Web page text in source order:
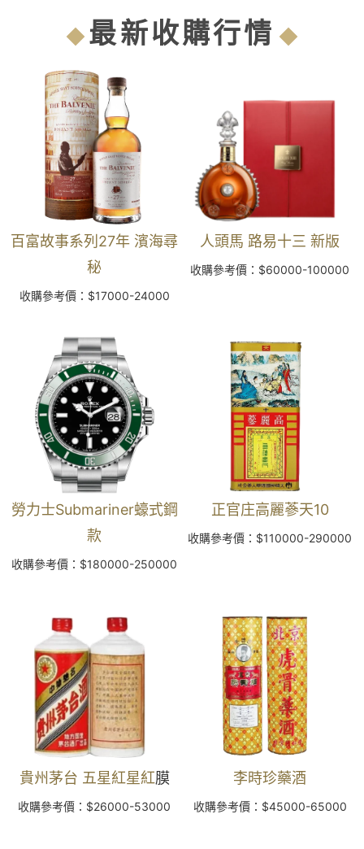
最新收購行情
百富故事系列27年 濱海尋
秘
收購參考價：$17000-24000
人頭馬 路易十三 新版
收購參考價：$60000-100000
勞力士Submariner蠔式鋼
款
收購參考價：$180000-250000
正官庄高麗蔘天10
收購參考價：$110000-290000
貴州茅台 五星紅星紅膜
收購參考價：$26000-53000
李時珍藥酒
收購參考價：$45000-65000